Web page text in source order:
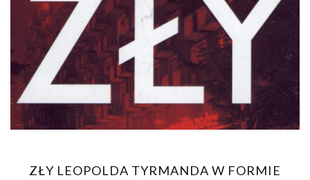
ZŁY LEOPOLDA TYRMANDA W FORMIE